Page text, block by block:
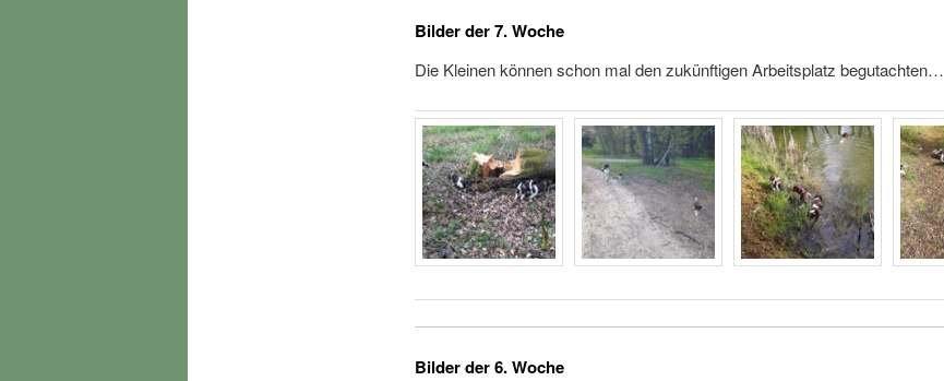
Bilder der 7. Woche
Die Kleinen können schon mal den zukünftigen Arbeitsplatz begutachten…
Bilder der 6. Woche